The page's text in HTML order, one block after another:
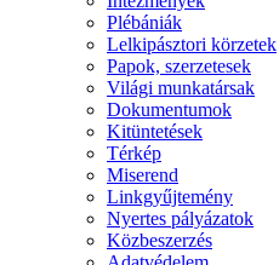
Plébániák
Lelkipásztori körzetek
Papok, szerzetesek
Világi munkatársak
Dokumentumok
Kitüntetések
Térkép
Miserend
Linkgyűjtemény
Nyertes pályázatok
Közbeszerzés